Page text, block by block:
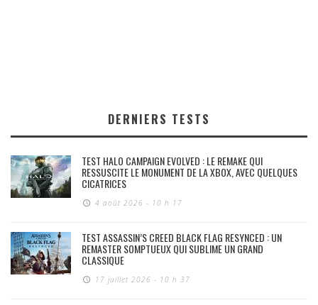
DERNIERS TESTS
TEST HALO CAMPAIGN EVOLVED : LE REMAKE QUI
RESSUSCITE LE MONUMENT DE LA XBOX, AVEC QUELQUES
CICATRICES
4 août 2026 - 10 h 17
TEST ASSASSIN’S CREED BLACK FLAG RESYNCED : UN
REMASTER SOMPTUEUX QUI SUBLIME UN GRAND
CLASSIQUE
17 juillet 2026 - 10 h 37